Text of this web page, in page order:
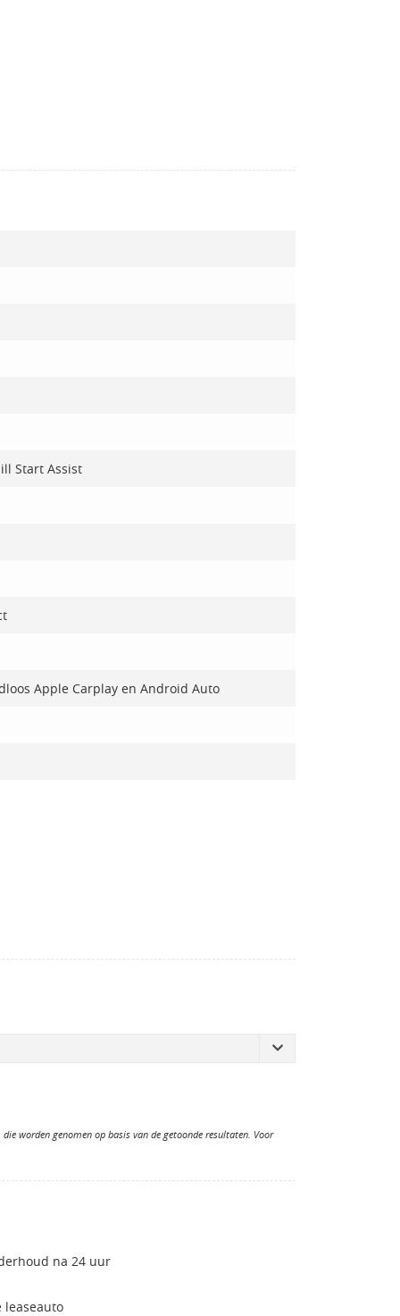
Start Assist
Apple Carplay en Android Auto
worden genomen op basis van de getoonde resultaten. Voor
na 24 uur
leaseauto